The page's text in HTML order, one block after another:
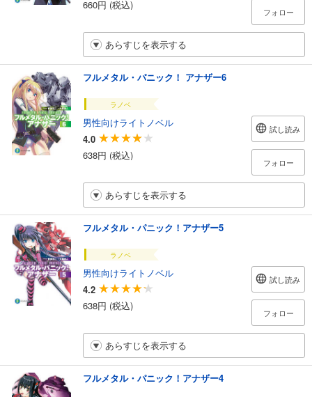
660円 (税込)
フォロー
あらすじを表示する
フルメタル・パニック！ アナザー6
ラノベ
男性向けライトノベル
4.0
638円 (税込)
試し読み
フォロー
あらすじを表示する
フルメタル・パニック！アナザー5
ラノベ
男性向けライトノベル
4.2
638円 (税込)
試し読み
フォロー
あらすじを表示する
フルメタル・パニック！アナザー4